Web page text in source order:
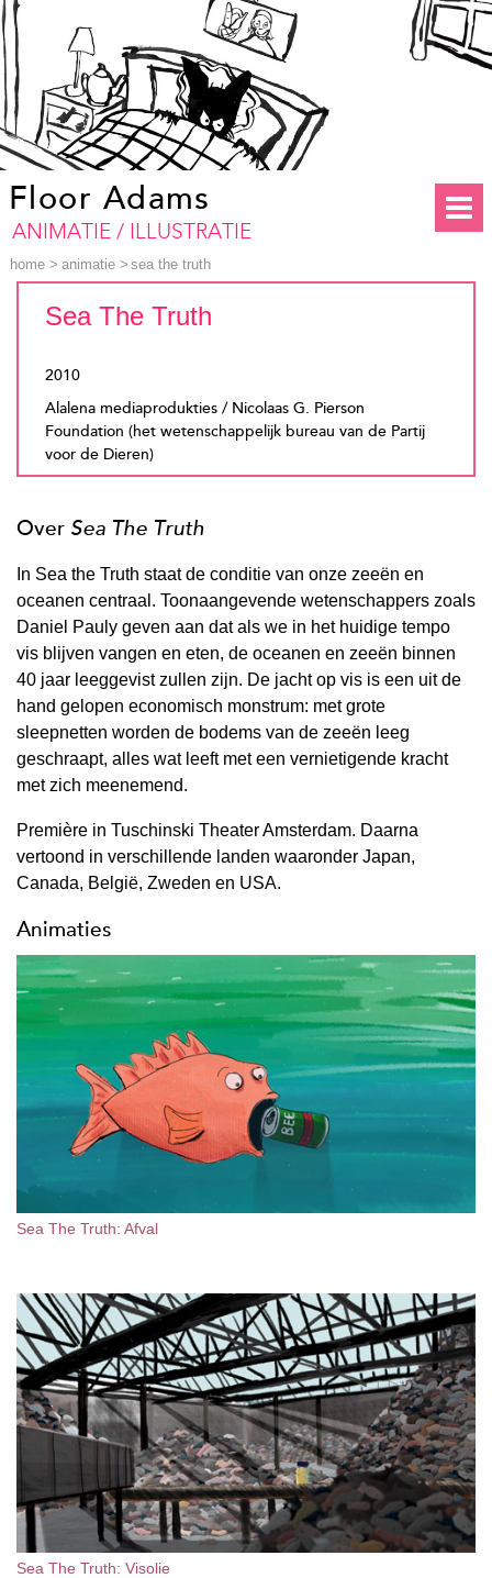
Floor Adams
ANIMATIE / ILLUSTRATIE
home > animatie> sea the truth
Sea The Truth
2010
Alalena mediaprodukties / Nicolaas G. Pierson
Foundation (het wetenschappelijk bureau van de Partij
voor de Dieren)
Over Sea The Truth
In Sea the Truth staat de conditie van onze zeeën en
oceanen centraal. Toonaangevende wetenschappers zoals
Daniel Pauly geven aan dat als we in het huidige tempo
vis blijven vangen en eten, de oceanen en zeeën binnen
40 jaar leeggevist zullen zijn. De jacht op vis is een uit de
hand gelopen economisch monstrum: met grote
sleepnetten worden de bodems van de zeeën leeg
geschraapt, alles wat leeft met een vernietigende kracht
met zich meenemend.
Première in Tuschinski Theater Amsterdam. Daarna
vertoond in verschillende landen waaronder Japan,
Canada, België, Zweden en USA.
Animaties
Sea The Truth: Afval
Sea The Truth: Visolie